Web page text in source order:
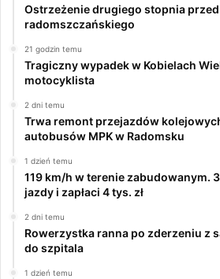
Ostrzeżenie drugiego stopnia
radomszczańskiego
21 godzin temu
Tragiczny wypadek w Kobielach
motocyklista
2 dni temu
Trwa remont przejazdów
autobusów MPK w Radomsku
1 dzień temu
119 km/h w terenie zabudowanym.
jazdy i zapłaci 4 tys. zł
2 dni temu
Rowerzystka ranna po zderzeniu z
do szpitala
1 dzień temu